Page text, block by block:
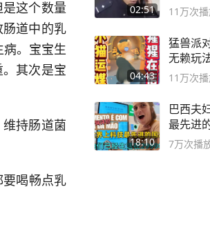
这个数量
道中的乳
。宝宝生
其次是宝
持肠道菌
喝畅点乳
02:51 11万次
04:43
猛兽派
无赖玩
无路可
11万次
18:10
巴西夫
最先进
2999年
7万次播